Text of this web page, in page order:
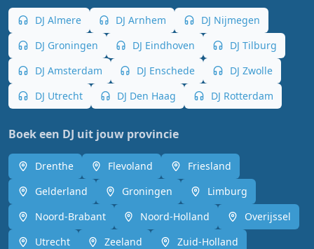
DJ Almere DJ Arnhem
DJ Nijmegen
DJ Groningen
DJ Eindhoven
DJ Tilburg
DJ Amsterdam
DJ Enschede
DJ Zwolle
DJ Utrecht
DJ Den Haag DJ Rotterdam
Boek een DJ uit jouw provincie
Drenthe Flevoland
Friesland
Gelderland
Groningen
Limburg
Noord-Brabant
Noord-Holland
Overijssel
Utrecht
Zeeland Zuid-Holland